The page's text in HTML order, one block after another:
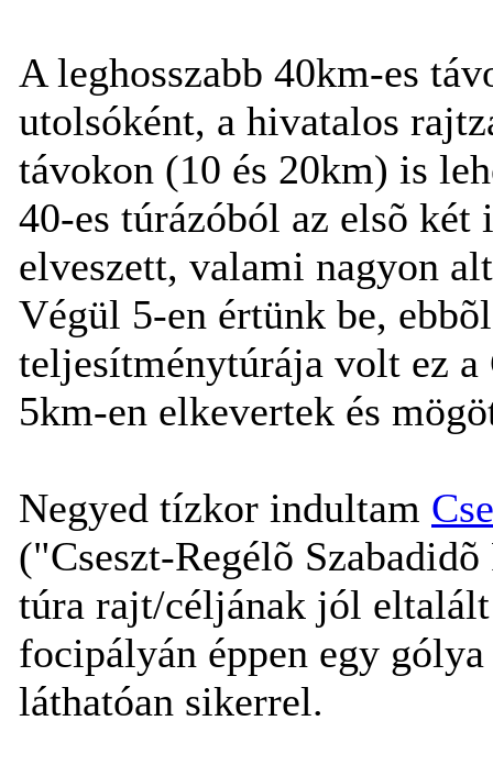
A leghosszabb 40km-es
utolsóként, a hivatalos
távokon (10 és 20km) is
40-es túrázóból az elsõ
elveszett, valami nagyon
Végül 5-en értünk be,
teljesítménytúrája volt ez a
5km-en elkevertek és
Negyed tízkor indultam
("Cseszt-Regélõ
túra rajt/céljának jól
focipályán éppen egy
láthatóan sikerrel.